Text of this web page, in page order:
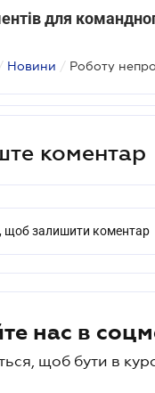
для
/ Новини /
коментар
щоб залишити коментар
нас в
щоб бути в